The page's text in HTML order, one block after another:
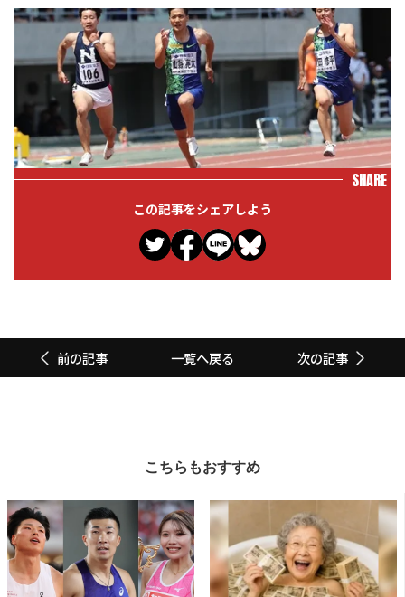
SHARE
この記事をシェアしよう
前の記事 一覧へ戻る 次の記事
こちらもおすすめ